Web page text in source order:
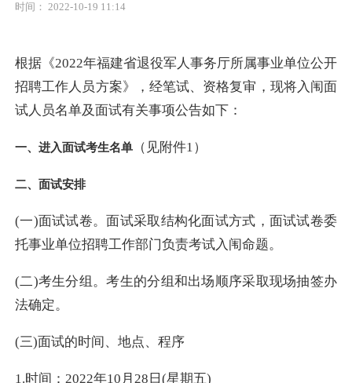
时间： 2022-10-19 11:14
根据《2022年福建省退役军人事务厅所属事业单位公开
招聘工作人员方案》，经笔试、资格复审，现将入闱面
试人员名单及面试有关事项公告如下：
一、进入面试考生名单 （见附件1）
二、面试安排
(一)面试试卷。面试采取结构化面试方式，面试试卷委
托事业单位招聘工作部门负责考试入闱命题。
(二)考生分组。考生的分组和出场顺序采取现场抽签办
法确定。
(三)面试的时间、地点、程序
1.时间：2022年10月28日(星期五)